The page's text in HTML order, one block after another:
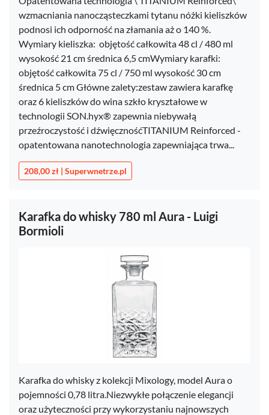
wzmacniania nanocząsteczkami tytanu nóżki kieliszków
podnosi ich odporność na złamania aż o 140 %.
Wymiary kieliszka: objętość całkowita 48 cl / 480 ml
wysokość 21 cm średnica 6,5 cmWymiary karafki:
objętość całkowita 75 cl / 750 ml wysokość 30 cm
średnica 5 cm Główne zalety:zestaw zawiera karafkę
oraz 6 kieliszków do wina szkło kryształowe w
technologii SON.hyx® zapewnia niebywałą
przeźroczystość i dźwięcznośćTITANIUM Reinforced -
opatentowana nanotechnologia zapewniająca trwa...
208,00 zł | Superwnetrze.pl
Karafka do whisky 780 ml Aura - Luigi
Bormioli
Karafka do whisky z kolekcji Mixology, model Aura o
pojemności 0,78 litra.Niezwykłe połączenie elegancji
oraz użyteczności przy wykorzystaniu najnowszych